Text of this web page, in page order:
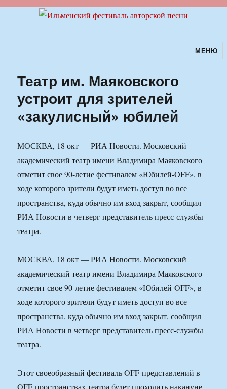
Ильменский фестиваль авторскойМЕНЮ
Театр им. Маяковского
устроит для зрителей
«закулисный» юбилей
МОСКВА, 18 окт — РИА Новости. Московский
академический театр имени Владимира Маяковского
отметит свое 90-летие фестивалем «Юбилей-OFF», в
ходе которого зрители будут иметь доступ во все
пространства, куда обычно им вход закрыт, сообщил
РИА Новости в четверг представитель пресс-службы
театра.
МОСКВА, 18 окт — РИА Новости. Московский
академический театр имени Владимира Маяковского
отметит свое 90-летие фестивалем «Юбилей-OFF», в
ходе которого зрители будут иметь доступ во все
пространства, куда обычно им вход закрыт, сообщил
РИА Новости в четверг представитель пресс-службы
театра.
Этот своеобразный фестиваль OFF-представлений в